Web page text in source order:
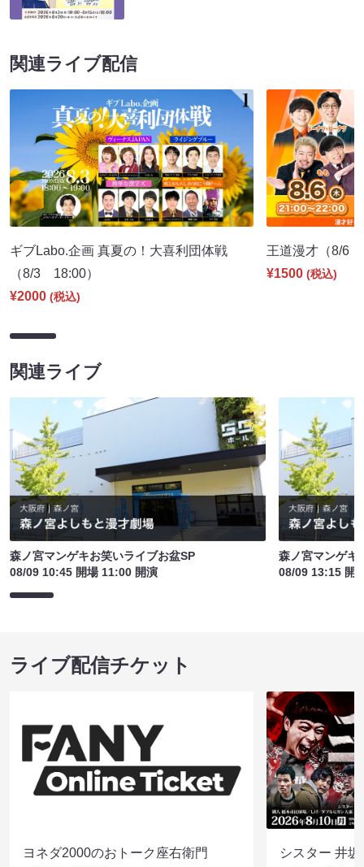
関連ライブ配信
ギブLabo.企画 真夏の！大喜利団体戦
（8/3 18:00）
¥2000 (税込)
王道漫才（8/6
¥1500 (税込)
関連ライブ
森ノ宮マンゲキお笑いライブお盆SP
08/09 10:45 開場 11:00 開演
森ノ宮マンゲキ
08/09 13:15 開
ライブ配信チケット
ヨネダ2000のおトーク座右衛門
シスター 井